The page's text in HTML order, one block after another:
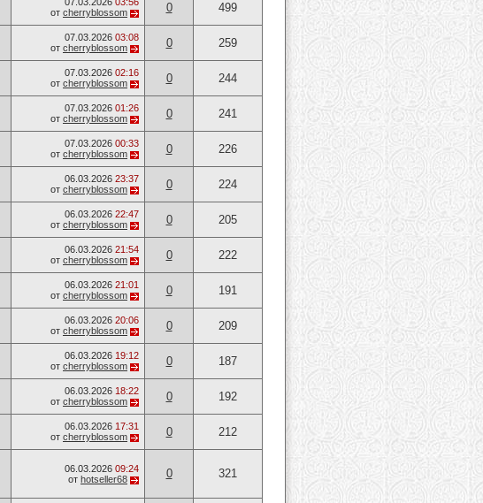
от cherryblossom 0 499
07.03.2026 03:08
от cherryblossom 0 259
07.03.2026 02:16
от cherryblossom 0 244
07.03.2026 01:26
от cherryblossom 0 241
07.03.2026 00:33
от cherryblossom 0 226
06.03.2026 23:37
от cherryblossom 0 224
06.03.2026 22:47
от cherryblossom 0 205
06.03.2026 21:54
от cherryblossom 0 222
06.03.2026 21:01
от cherryblossom 0 191
06.03.2026 20:06
от cherryblossom 0 209
06.03.2026 19:12
от cherryblossom 0 187
06.03.2026 18:22
от cherryblossom 0 192
06.03.2026 17:31
от cherryblossom 0 212
06.03.2026 09:24
от hotseller68 0 321